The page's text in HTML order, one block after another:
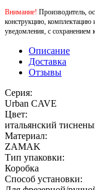
Внимание! Производитель,
конструкцию, комплектацию
уведомления, с сохранением
Описание
Доставка
Отзывы
Серия:
Urban CAVE
Цвет:
итальянский
Материал:
ZAMAK
Тип упаковки:
Коробка
Способ установки: